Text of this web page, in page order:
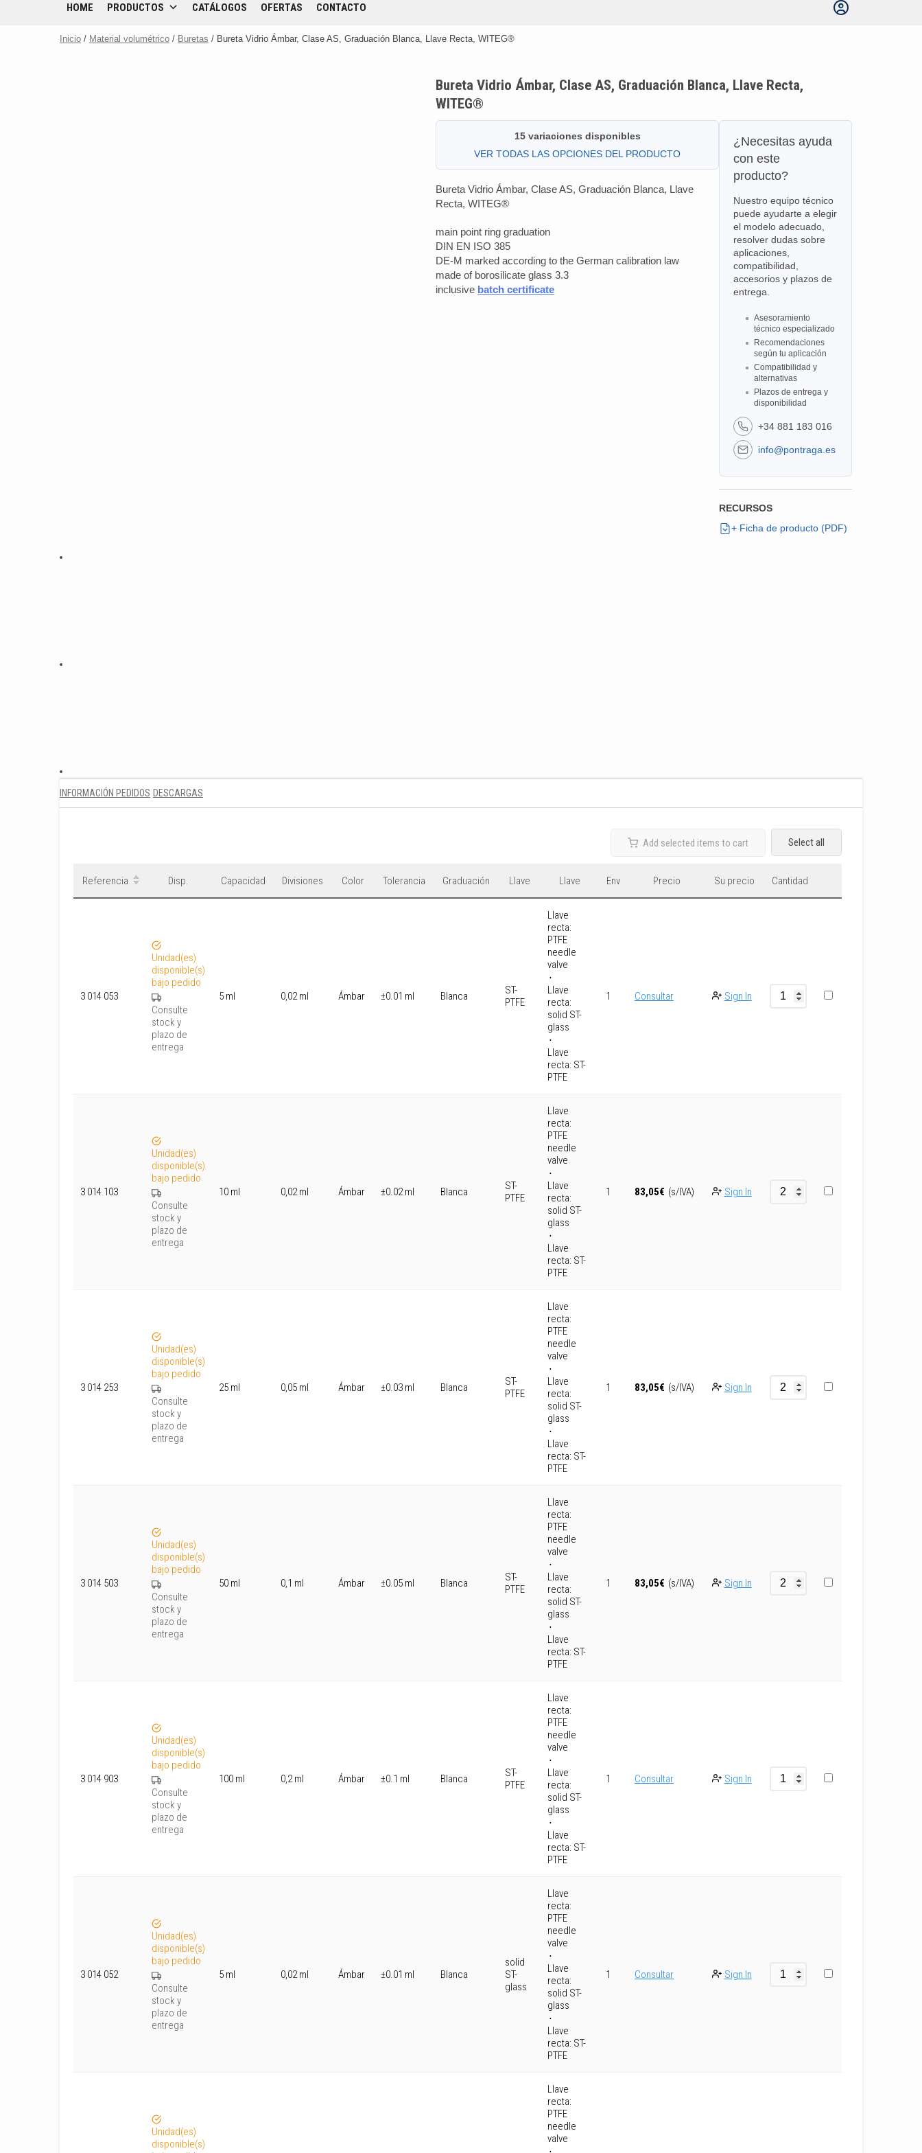
HOME PRODUCTOS CATÁLOGOS OFERTAS CONTACTO
Inicio / Material volumétrico / Buretas / Bureta Vidrio Ámbar, Clase AS, Graduación Blanca, Llave Recta, WITEG®
Bureta Vidrio Ámbar, Clase AS, Graduación Blanca, Llave Recta,
WITEG®
15 variaciones disponibles
VER TODAS LAS OPCIONES DEL PRODUCTO
Bureta Vidrio Ámbar, Clase AS, Graduación Blanca, Llave
Recta, WITEG®
main point ring graduation
DIN EN ISO 385
DE-M marked according to the German calibration law
made of borosilicate glass 3.3
inclusive batch certificate
¿Necesitas ayuda
con este
producto?
Nuestro equipo técnico
puede ayudarte a elegir
el modelo adecuado,
resolver dudas sobre
aplicaciones,
compatibilidad,
accesorios y plazos de
entrega.
Asesoramiento
técnico especializado
Recomendaciones
según tu aplicación
Compatibilidad y
alternativas
Plazos de entrega y
disponibilidad
+34 881 183 016
info@pontraga.es
RECURSOS
+ Ficha de producto (PDF)
INFORMACIÓN PEDIDOS DESCARGAS
Add selected items to cart Select all
Referencia Disp. Capacidad Divisiones Color Tolerancia Graduación Llave Llave Env Precio Su precio Cantidad
3 014 053
Unidad(es)
disponible(s)
bajo pedido
Consulte
stock y
plazo de
entrega
5 ml 0,02 ml Ámbar ±0.01 ml Blanca
ST-
PTFE
Llave
recta:
PTFE
needle
valve
⋅
Llave
recta:
solid ST-
glass
⋅
Llave
recta: ST-
PTFE
1 Consultar Sign In
3 014 103
Unidad(es)
disponible(s)
bajo pedido
Consulte
stock y
plazo de
entrega
10 ml 0,02 ml Ámbar ±0.02 ml Blanca
ST-
PTFE
Llave
recta:
PTFE
needle
valve
⋅
Llave
recta:
solid ST-
glass
⋅
Llave
recta: ST-
PTFE
1 83,05€ (s/IVA) Sign In
3 014 253
Unidad(es)
disponible(s)
bajo pedido
Consulte
stock y
plazo de
entrega
25 ml 0,05 ml Ámbar ±0.03 ml Blanca
ST-
PTFE
Llave
recta:
PTFE
needle
valve
⋅
Llave
recta:
solid ST-
glass
⋅
Llave
recta: ST-
PTFE
1 83,05€ (s/IVA) Sign In
3 014 503
Unidad(es)
disponible(s)
bajo pedido
Consulte
stock y
plazo de
entrega
50 ml 0,1 ml Ámbar ±0.05 ml Blanca
ST-
PTFE
Llave
recta:
PTFE
needle
valve
⋅
Llave
recta:
solid ST-
glass
⋅
Llave
recta: ST-
PTFE
1 83,05€ (s/IVA) Sign In
3 014 903
Unidad(es)
disponible(s)
bajo pedido
Consulte
stock y
plazo de
entrega
100 ml 0,2 ml Ámbar ±0.1 ml Blanca
ST-
PTFE
Llave
recta:
PTFE
needle
valve
⋅
Llave
recta:
solid ST-
glass
⋅
Llave
recta: ST-
PTFE
1 Consultar Sign In
3 014 052
Unidad(es)
disponible(s)
bajo pedido
Consulte
stock y
plazo de
entrega
5 ml 0,02 ml Ámbar ±0.01 ml Blanca
solid
ST-
glass
Llave
recta:
PTFE
needle
valve
⋅
Llave
recta:
solid ST-
glass
⋅
Llave
recta: ST-
PTFE
1 Consultar Sign In
Unidad(es)
disponible(s)
Llave
recta:
PTFE
needle
valve